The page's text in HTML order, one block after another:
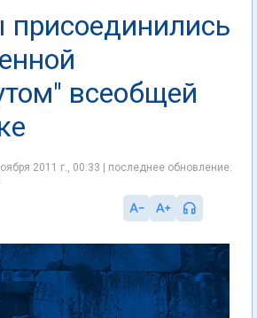
присоединились
всеобщей
2011 г., 00:33 | последнее обновление: